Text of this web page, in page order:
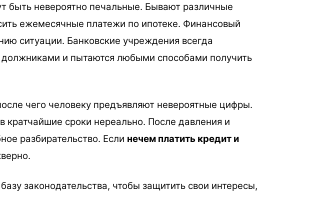
быть невероятно печальные. Бывают различные
ежемесячные платежи по ипотеке. Финансовый
ситуации. Банковские учреждения всегда
и пытаются любыми способами получить
чего человеку предъявляют невероятные цифры.
кратчайшие сроки нереально. После давления и
разбирательство. Если нечем платить кредит и
законодательства, чтобы защитить свои интересы,